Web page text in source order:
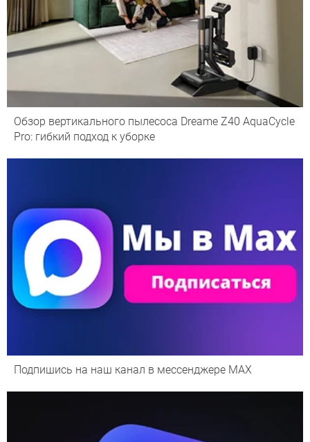
Обзор вертикального пылесоса Dreame Z40 AquaCycle
Pro: гибкий подход к уборке
Подпишись на наш канал в мессенджере МАХ